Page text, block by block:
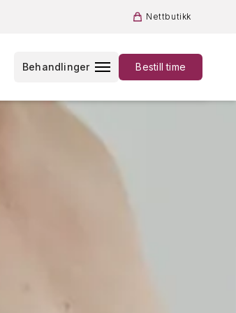
Nettbutikk
Behandlinger Bestill time